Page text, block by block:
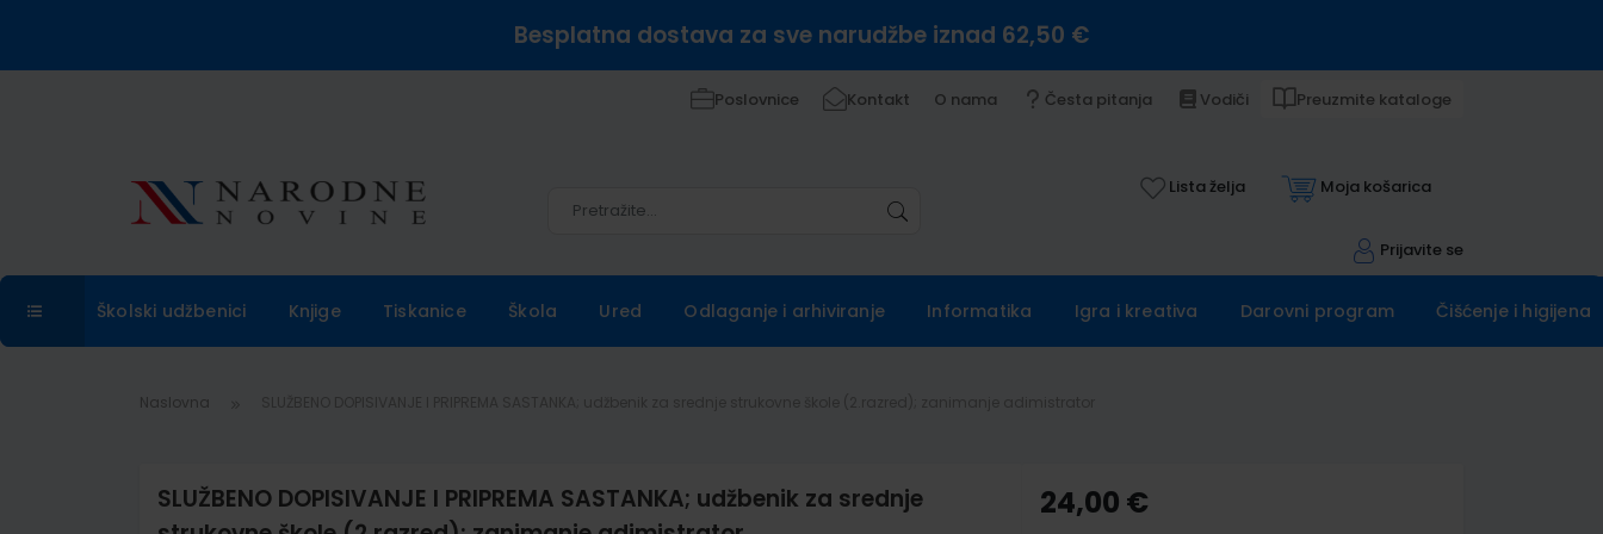
Besplatna dostava za sve narudžbe iznad 62,50 €
Poslovnice Kontakt O nama Česta pitanja Vodiči Preuzmite kataloge
Lista želja Moja košarica
Prijavite se
Školski udžbenici Knjige Tiskanice Škola Ured Odlaganje i arhiviranje Informatika Igra i kreativa Darovni program Čišćenje i higijena
Naslovna
SLUŽBENO DOPISIVANJE I PRIPREMA SASTANKA; udžbenik za srednje
24,00 €